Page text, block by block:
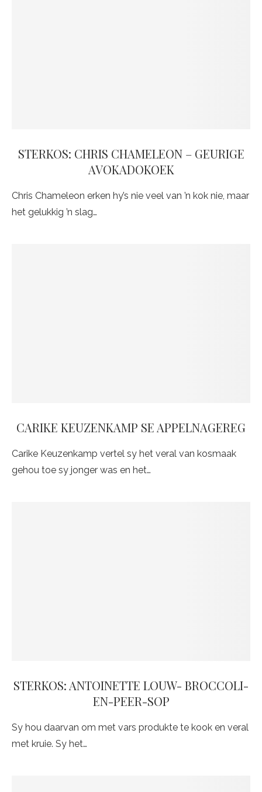
STERKOS: CHRIS CHAMELEON – GEURIGE
AVOKADOKOEK
Chris Chameleon erken hy’s nie veel van ’n kok nie, maar
het gelukkig ’n slag…
CARIKE KEUZENKAMP SE APPELNAGEREG
Carike Keuzenkamp vertel sy het veral van kosmaak
gehou toe sy jonger was en het…
STERKOS: ANTOINETTE LOUW- BROCCOLI-
EN-PEER-SOP
Sy hou daarvan om met vars produkte te kook en veral
met kruie. Sy het…